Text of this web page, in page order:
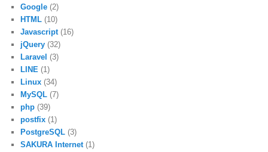
Google (2)
HTML (10)
Javascript(16)
jQuery (32)
Laravel (3)
LINE (1)
Linux (34)
MySQL (7)
php (39)
postfix (1)
PostgreSQL (3)
SAKURA Internet(1)